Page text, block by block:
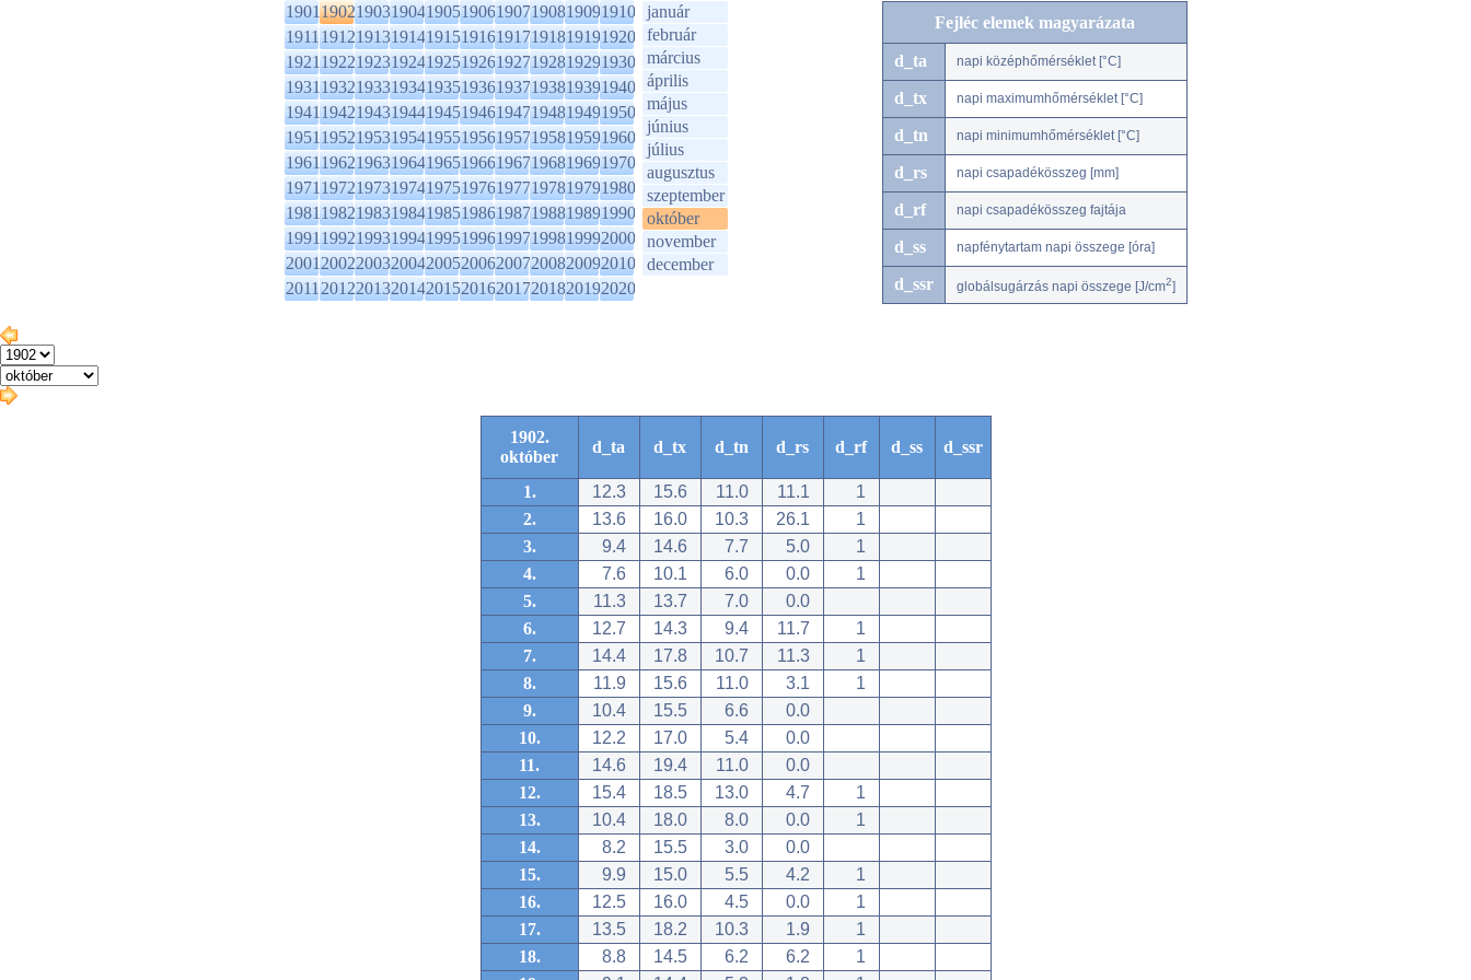
1901190219031904190519061907190819091910
1911191219131914191519161917191819191920
1921192219231924192519261927192819291930
1931193219331934193519361937193819391940
1941194219431944194519461947194819491950
1951195219531954195519561957195819591960
1961196219631964196519661967196819691970
1971197219731974197519761977197819791980
1981198219831984198519861987198819891990
1991199219931994199519961997199819992000
2001200220032004200520062007200820092010
2011201220132014201520162017201820192020
január
február
március
április
május
június
július
augusztus
szeptember
október
november
december
Fejléc elemek magyarázata
d_ta napi középhőmérséklet [°C]
d_tx napi maximumhőmérséklet [°C]
d_tn napi minimumhőmérséklet [°C]
d_rs napi csapadékösszeg [mm]
d_rf napi csapadékösszeg fajtája
d_ss napfénytartam napi összege [óra]
d_ssr globálsugárzás napi összege [J/cm2]
1902.
október
d_ta d_tx d_tn d_rs d_rf d_ss d_ssr
1. 12.3 15.6 11.0 11.1
1
2.
13.6 16.0 10.3 26.1
1
3.
9.4 14.6 7.7 5.0
1
4.
7.6 10.1 6.0 0.0
1
5.
11.3 13.7 7.0
0.0
6.
12.7 14.3 9.4 11.7
1
7.
14.4 17.8 10.7 11.3
1
8.
11.9 15.6 11.0 3.1
1
9.
10.4 15.5 6.6
0.0
10.
12.2 17.0 5.4
0.0
11.
14.6 19.4 11.0
0.0
12.
15.4 18.5 13.0 4.7
1
13.
10.4 18.0 8.0 0.0
1
14.
8.2 15.5 3.0
0.0
15.
9.9 15.0 5.5 4.2
1
16.
12.5 16.0 4.5 0.0
1
17.
13.5 18.2 10.3 1.9
1
18.
8.8 14.5 6.2 6.2
1